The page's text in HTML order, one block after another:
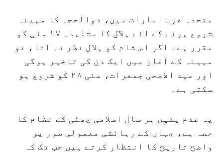
متحدہ عرب امارات میں، ذوالحجہ کا مہینہ
شروع ہونے کے لئے ہلال کا مشاہدہ ۱۷ مئی کو
مقرر ہے۔ اگر اس شام کو ہلال نظر نہ آتا، تو
مہینہ کے آغاز میں ایک دن کی تاخیر ہوگی
اور عید الاضحیٰ جمعرات، مئی ۲۸ کو شروع ہو
سکتی ہے۔
یہ عدم یقین ہر سال اسلامی چھٹی کے نظام کا
حصہ ہے، جہاں کے رہائشی معمولی طور پر
واضح تاریخ کا انتظار کرتے ہیں جب تک کہ